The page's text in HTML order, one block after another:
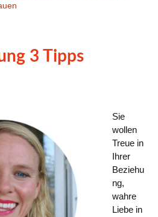
3 Tipps
Sie
wollen
Treue in
Ihrer
Beziehu
ng,
wahre
Liebe in